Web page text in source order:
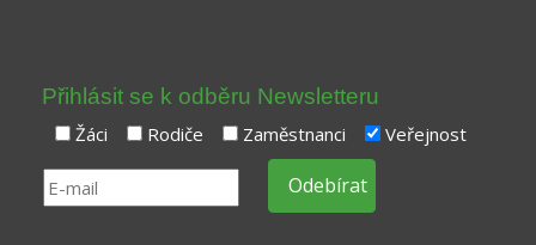
Přihlásit se k odběru Newsletteru
Žáci Rodiče Zaměstnanci Veřejnost